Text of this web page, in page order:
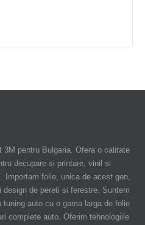
3M pentru Bulgaria. Ofera o calitate
decupare si printare, vinil si
Importam folie, unica de acest gen,
de pereti si ferestre. Suntem
tuning auto cu o gama larga de folie
complete auto. Oferim tehnologiile